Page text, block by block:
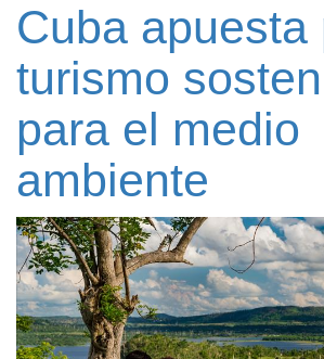
Cuba apuesta
turismo
para el medio
ambiente